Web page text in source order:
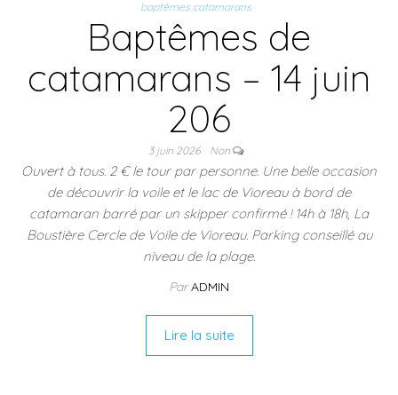
baptêmes catamarans
Baptêmes de
catamarans – 14 juin
206
3 juin 2026 Non
Ouvert à tous. 2 € le tour par personne. Une belle occasion
de découvrir la voile et le lac de Vioreau à bord de
catamaran barré par un skipper confirmé ! 14h à 18h, La
Boustière Cercle de Voile de Vioreau. Parking conseillé au
niveau de la plage.
ParADMIN
Lire la suite